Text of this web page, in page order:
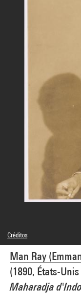
Man Ray
(1890, États-
Maharadja
Créditos
© Man Ray Trust / Adagp,
Créditos fotográficos :
GrandPalaisRmn
Referencia de la imagen :
Difusión de la imagen :